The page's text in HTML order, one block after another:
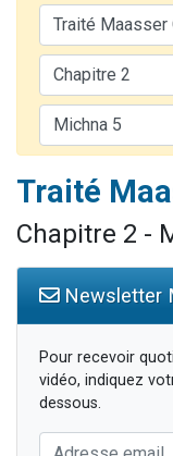
Traité
Chapitre 2 -
Newsletter
Pour recevoir
vidéo, indiquez
dessous.